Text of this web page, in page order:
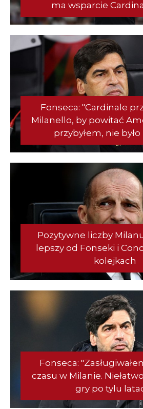
ma wsparcie
Fonseca: "Cardinale
Milanello, by powitać
przybyłem, nie
Pozytywne liczby
lepszy od Fonseki i
kolejkach
Fonseca:
czasu w Milanie.
gry po tylu